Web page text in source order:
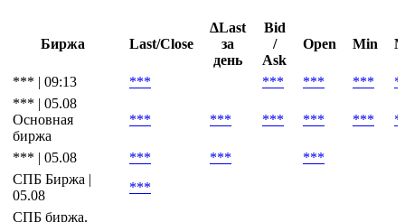
Биржа Last/Close
ΔLast
за
день
Bid
/
Ask
Open Min
*** | 09:13 *** *** *** ***
*** | 05.08
Основная
биржа
*** *** *** *** ***
*** | 05.08 *** ***
***
СПБ Биржа |
05.08
***
СПБ биржа.